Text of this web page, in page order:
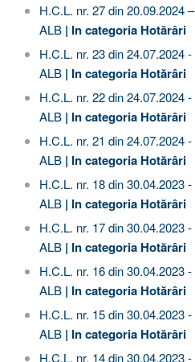
H.C.L. nr. 27 din 20.09.2024
ALB | In categoria Hotărâri
H.C.L. nr. 23 din 24.07.2024
ALB | In categoria Hotărâri
H.C.L. nr. 22 din 24.07.2024
ALB | In categoria Hotărâri
H.C.L. nr. 21 din 24.07.2024
ALB | In categoria Hotărâri
H.C.L. nr. 18 din 30.04.2023
ALB | In categoria Hotărâri
H.C.L. nr. 17 din 30.04.2023
ALB | In categoria Hotărâri
H.C.L. nr. 16 din 30.04.2023
ALB | In categoria Hotărâri
H.C.L. nr. 15 din 30.04.2023
ALB | In categoria Hotărâri
H.C.L. nr. 14 din 30.04.2023